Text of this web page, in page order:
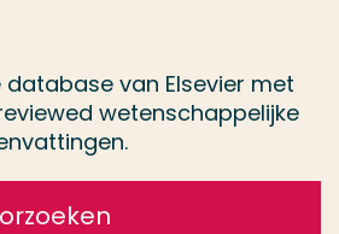
van Elsevier met
wetenschappelijke